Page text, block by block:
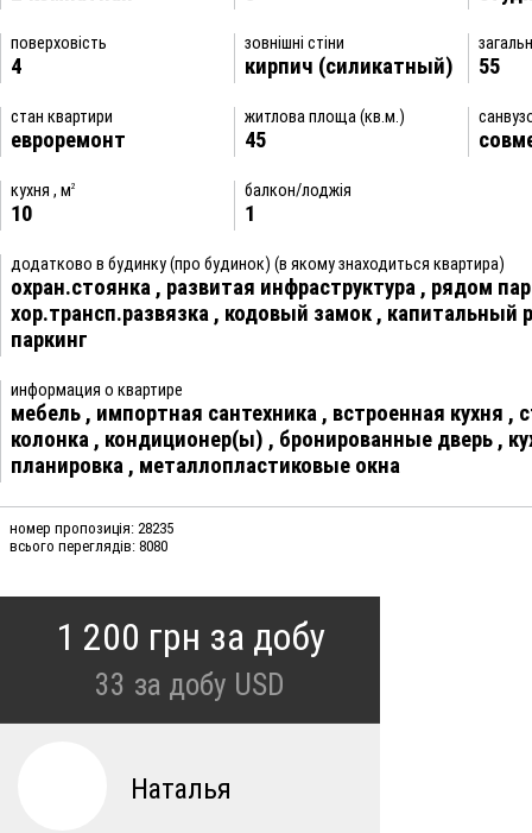
поверховість
4
зовнішні стіни
кирпич (силикатный) 55
стан квартири
евроремонт
житлова площа (кв.м.)
45
кухня , м2
10
балкон/лоджія
1
додатково в будинку (про будинок) (в якому знаходиться квартира)
охран.стоянка , развитая инфраструктура , рядом
хор.трансп.развязка , кодовый замок , капитальный
паркинг
информация о квартире
мебель , импортная сантехника , встроенная кухня ,
колонка , кондиционер(ы) , бронированные дверь ,
планировка , металлопластиковые окна
номер пропозиція: 28235
всього переглядів: 8080
1 200 грн за добу
33 за добу USD
Наталья